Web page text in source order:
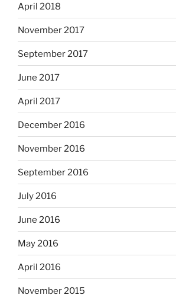
April 2018
November 2017
September 2017
June 2017
April 2017
December 2016
November 2016
September 2016
July 2016
June 2016
May 2016
April 2016
November 2015